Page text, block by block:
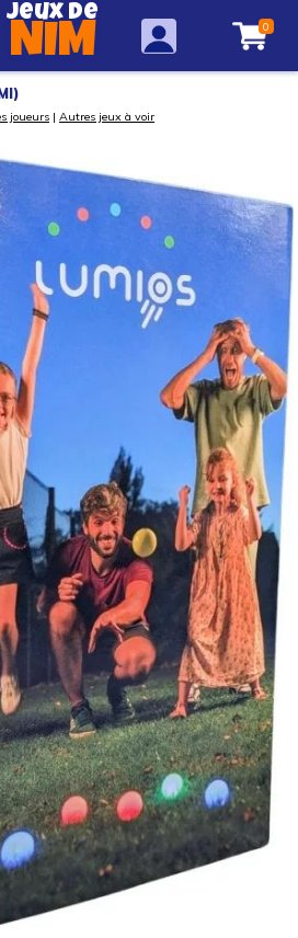
Jeux de
NIM 0
joueurs | Autres jeux à voir